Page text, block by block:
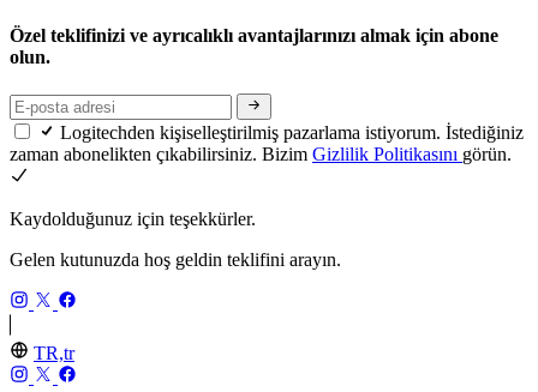
Özel teklifinizi ve ayrıcalıklı avantajlarınızı almak için abone
olun.
Logitechden kişiselleştirilmiş pazarlama istiyorum. İstediğiniz
zaman abonelikten çıkabilirsiniz. Bizim Gizlilik Politikasını görün.
Kaydolduğunuz için teşekkürler.
Gelen kutunuzda hoş geldin teklifini arayın.
TR,tr